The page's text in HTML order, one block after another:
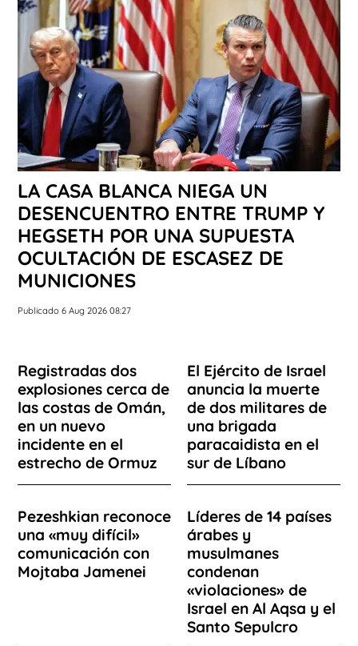
LA CASA BLANCA NIEGA UN
DESENCUENTRO ENTRE TRUMP Y
HEGSETH POR UNA SUPUESTA
OCULTACIÓN DE ESCASEZ DE
MUNICIONES
Publicado 6 Aug 2026 08:27
Registradas dos
explosiones cerca de
las costas de Omán,
en un nuevo
incidente en el
estrecho de Ormuz
El Ejército de Israel
anuncia la muerte
de dos militares de
una brigada
paracaidista en el
sur de Líbano
Pezeshkian reconoce
una «muy difícil»
comunicación con
Mojtaba Jamenei
Líderes de 14 países
árabes y
musulmanes
condenan
«violaciones» de
Israel en Al Aqsa y el
Santo Sepulcro